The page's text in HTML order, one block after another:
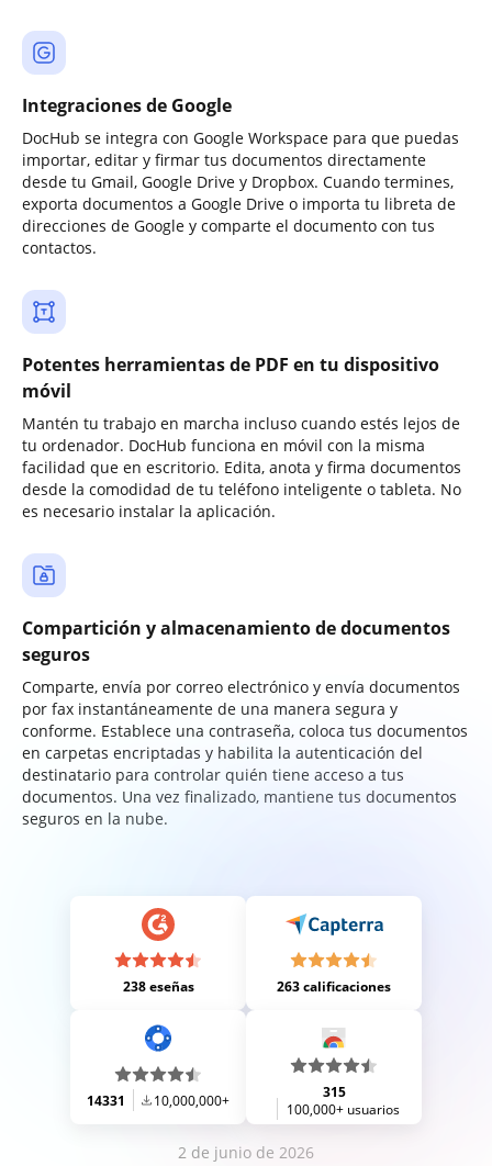
Integraciones de Google
DocHub se integra con Google Workspace para que puedas
importar, editar y firmar tus documentos directamente
desde tu Gmail, Google Drive y Dropbox. Cuando termines,
exporta documentos a Google Drive o importa tu libreta de
direcciones de Google y comparte el documento con tus
contactos.
Potentes herramientas de PDF en tu dispositivo
móvil
Mantén tu trabajo en marcha incluso cuando estés lejos de
tu ordenador. DocHub funciona en móvil con la misma
facilidad que en escritorio. Edita, anota y firma documentos
desde la comodidad de tu teléfono inteligente o tableta. No
es necesario instalar la aplicación.
Compartición y almacenamiento de documentos
seguros
Comparte, envía por correo electrónico y envía documentos
por fax instantáneamente de una manera segura y
conforme. Establece una contraseña, coloca tus documentos
en carpetas encriptadas y habilita la autenticación del
destinatario para controlar quién tiene acceso a tus
documentos. Una vez finalizado, mantiene tus documentos
seguros en la nube.
238 eseñas 263 calificaciones
14331 10,000,000+
315
100,000+ usuarios
2 de junio de 2026